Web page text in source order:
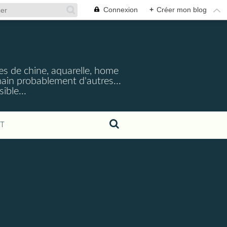
Connexion + Créer mon blog
de chine, aquarelle, home
probablement d'autres...